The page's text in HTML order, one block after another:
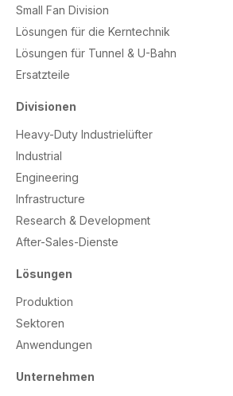
Small Fan Division
Lösungen für die Kerntechnik
Lösungen für Tunnel & U-Bahn
Ersatzteile
Divisionen
Heavy-Duty Industrielüfter
Industrial
Engineering
Infrastructure
Research & Development
After-Sales-Dienste
Lösungen
Produktion
Sektoren
Anwendungen
Unternehmen